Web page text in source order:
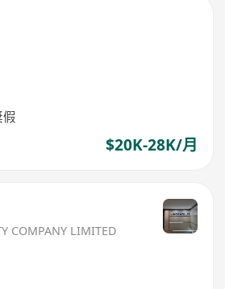
$20K-28K/月
COMPANY LIMITED